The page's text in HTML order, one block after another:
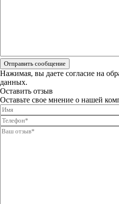
Отправить сообщение
Нажимая, вы даете согласие на
данных.
Оставить отзыв
Оставьте свое мнение о нашей